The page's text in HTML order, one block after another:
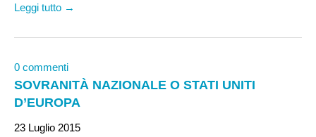
Leggi tutto →
0 commenti
SOVRANITÀ NAZIONALE O STATI UNITI
D’EUROPA
23 Luglio 2015